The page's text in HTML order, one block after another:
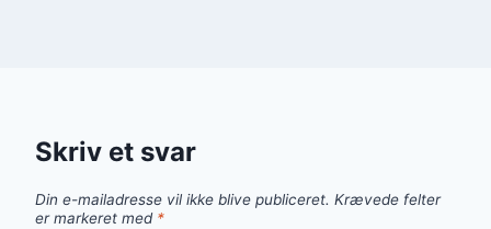
Skriv et svar
Din e-mailadresse vil ikke blive publiceret. Krævede felter
er markeret med *